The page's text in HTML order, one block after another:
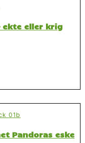
ekte eller krig
Pandoras eske